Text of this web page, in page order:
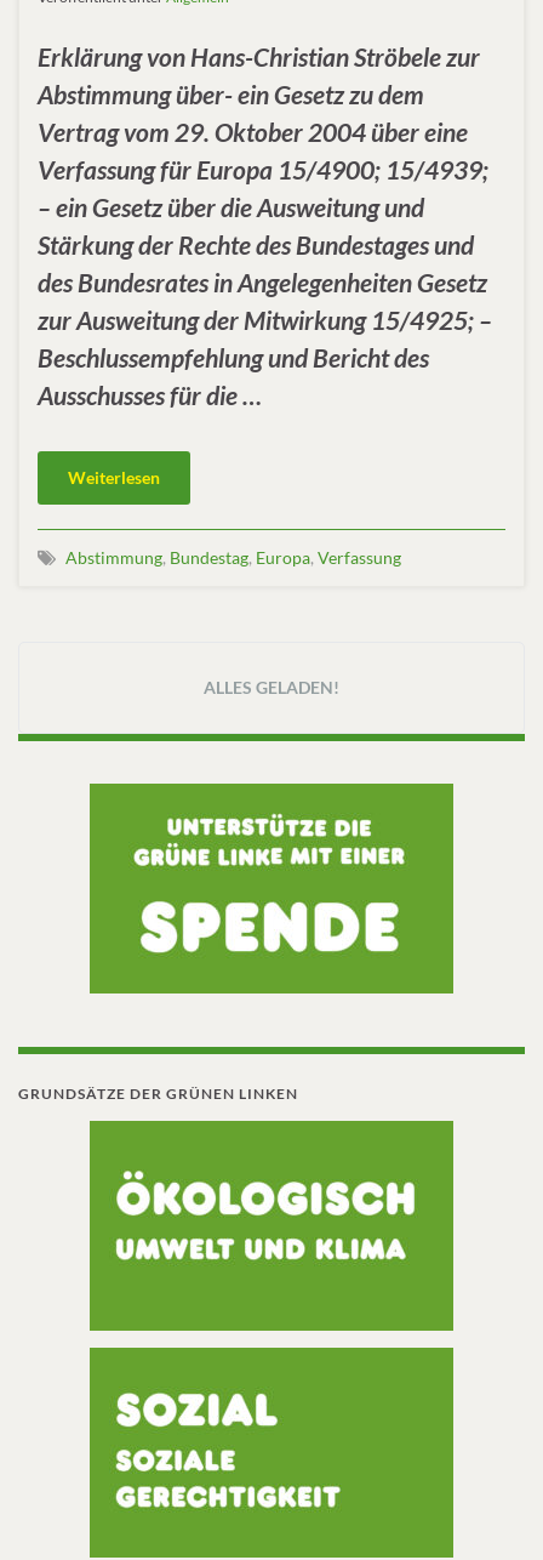
Erklärung von Hans-Christian Ströbele zur
Abstimmung über- ein Gesetz zu dem
Vertrag vom 29. Oktober 2004 über eine
Verfassung für Europa 15/4900; 15/4939;
– ein Gesetz über die Ausweitung und
Stärkung der Rechte des Bundestages und
des Bundesrates in Angelegenheiten Gesetz
zur Ausweitung der Mitwirkung 15/4925; –
Beschlussempfehlung und Bericht des
Ausschusses für die …
Weiterlesen
Abstimmung, Bundestag, Europa, Verfassung
ALLES GELADEN!
GRUNDSÄTZE DER GRÜNEN LINKEN